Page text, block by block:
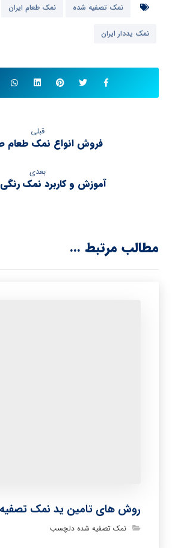
نمک تصفیه شده نمک طعام ایران
نمک یددار ایران
قبلی
فروش انواع نمک طعام
بعدی
آموزش و کاربرد نمک
مطالب مرتبط ...
روش های تامین ید نمک
نمک تصفیه شده دلچسب